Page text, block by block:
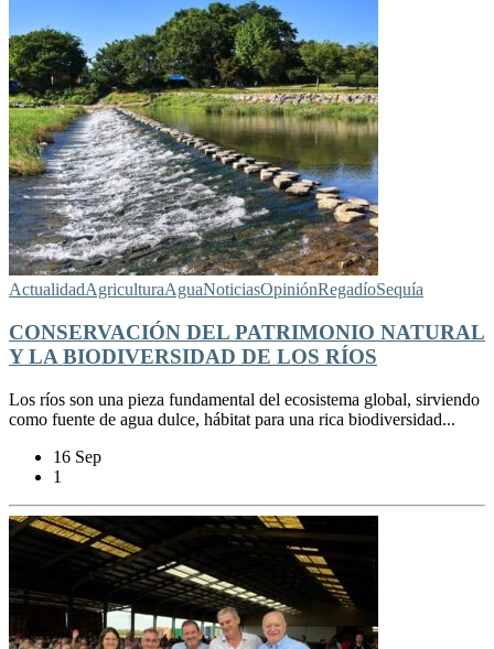
ActualidadAgriculturaAguaNoticiasOpiniónRegadíoSequía
CONSERVACIÓN DEL PATRIMONIO NATURAL
Y LA BIODIVERSIDAD DE LOS RÍOS
Los ríos son una pieza fundamental del ecosistema global, sirviendo
como fuente de agua dulce, hábitat para una rica biodiversidad...
16 Sep
1